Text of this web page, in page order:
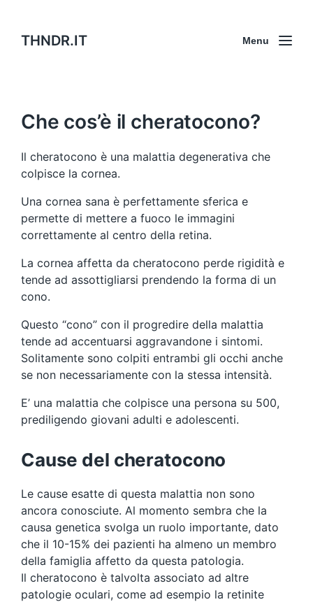
THNDR.IT Menu
Che cos’è il cheratocono?
Il cheratocono è una malattia degenerativa che
colpisce la cornea.
Una cornea sana è perfettamente sferica e
permette di mettere a fuoco le immagini
correttamente al centro della retina.
La cornea affetta da cheratocono perde rigidità e
tende ad assottigliarsi prendendo la forma di un
cono.
Questo “cono” con il progredire della malattia
tende ad accentuarsi aggravandone i sintomi.
Solitamente sono colpiti entrambi gli occhi anche
se non necessariamente con la stessa intensità.
E’ una malattia che colpisce una persona su 500,
prediligendo giovani adulti e adolescenti.
Cause del cheratocono
Le cause esatte di questa malattia non sono
ancora conosciute. Al momento sembra che la
causa genetica svolga un ruolo importante, dato
che il 10-15% dei pazienti ha almeno un membro
della famiglia affetto da questa patologia.
Il cheratocono è talvolta associato ad altre
patologie oculari, come ad esempio la retinite